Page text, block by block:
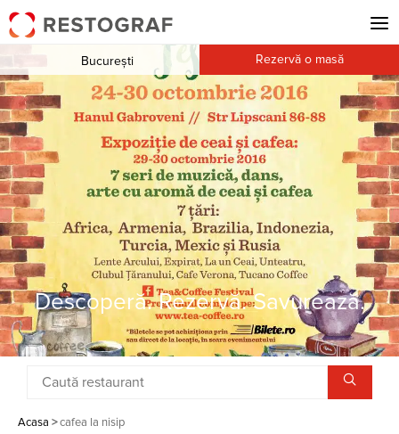
Descoperă. Rezervă. Savurează.
București Rezervă o masă
Acasa >cafea la nisip